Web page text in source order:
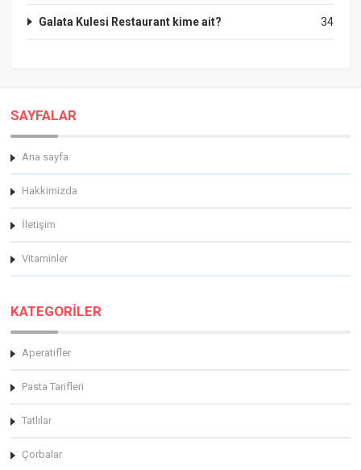
34
Galata Kulesi Restaurant kime ait?
SAYFALAR
Ana sayfa
Hakkimizda
İletişim
Vitaminler
KATEGORİLER
Aperatifler
Pasta Tarifleri
Tatlılar
Çorbalar